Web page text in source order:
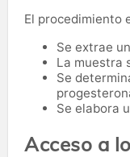
El procedimiento
Se extrae
La muestra
Se
Se elabora
Acceso a